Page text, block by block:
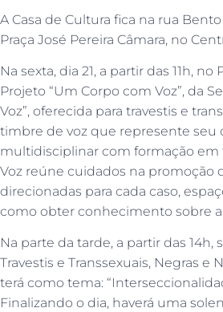
A Casa de Cultura fica na rua
Praça José Pereira Câmara, no
Na sexta, dia 21, a partir das 11h,
Projeto “Um Corpo com Voz”, da
Voz”, oferecida para travestis e
timbre de voz que represente seu
multidisciplinar com formação em
Voz reúne cuidados na promoção
direcionadas para cada caso,
como obter conhecimento sobre
Na parte da tarde, a partir das
Travestis e Transsexuais, Negras
terá como tema:
Finalizando o dia, haverá uma